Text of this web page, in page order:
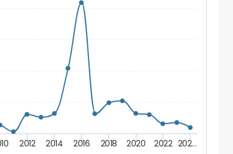
2012 2014 2016 2018 2020 2022 202…